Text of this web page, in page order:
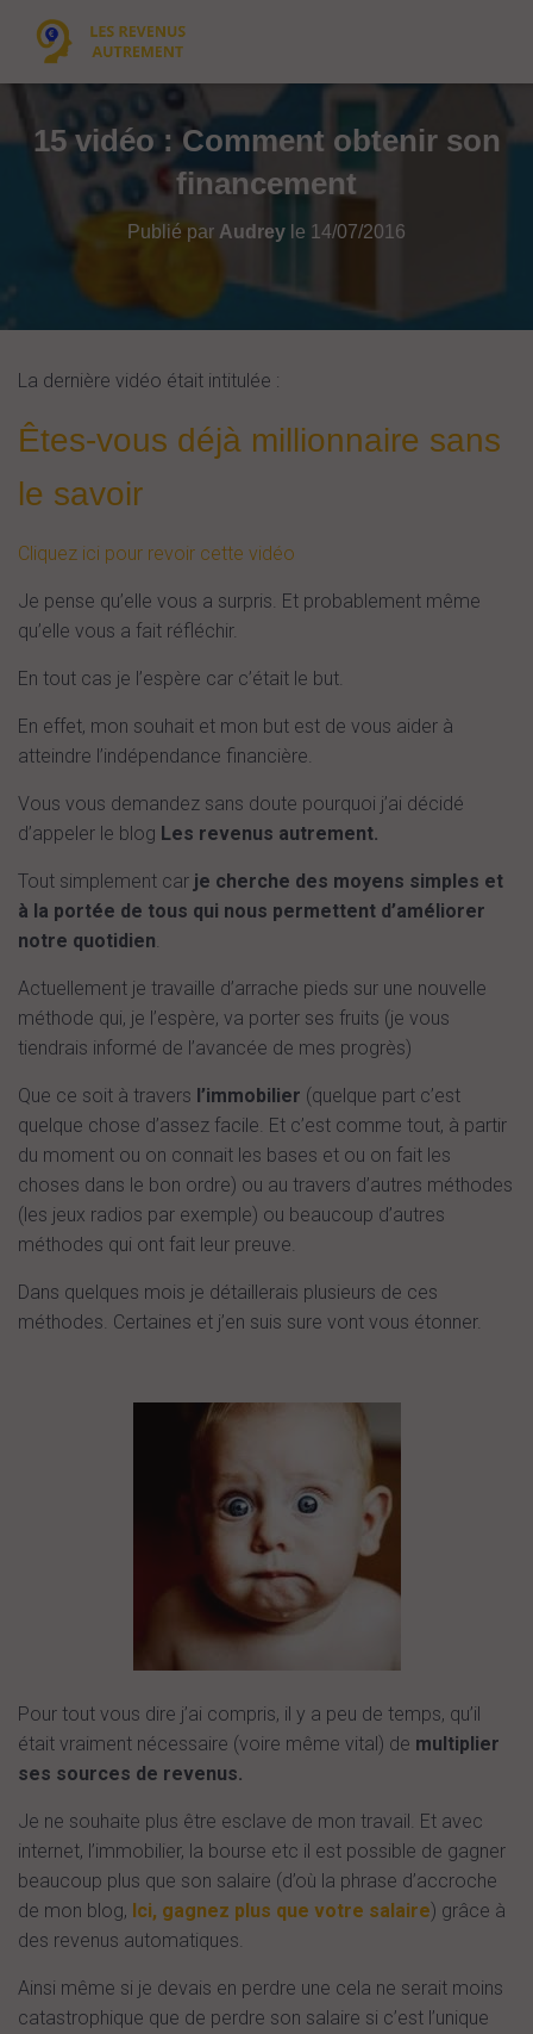
15 vidéo : Comment obtenir son
financement
Publié par Audrey le 14/07/2016
La dernière vidéo était intitulée :
Êtes-vous déjà millionnaire sans
le savoir
Cliquez ici pour revoir cette vidéo
Je pense qu’elle vous a surpris. Et probablement même
qu’elle vous a fait réfléchir.
En tout cas je l’espère car c’était le but.
En effet, mon souhait et mon but est de vous aider à
atteindre l’indépendance financière.
Vous vous demandez sans doute pourquoi j’ai décidé
d’appeler le blog Les revenus autrement.
Tout simplement car je cherche des moyens simples et
à la portée de tous qui nous permettent d’améliorer
notre quotidien.
Actuellement je travaille d’arrache pieds sur une nouvelle
méthode qui, je l’espère, va porter ses fruits (je vous
tiendrais informé de l’avancée de mes progrès)
Que ce soit à travers l’immobilier (quelque part c’est
quelque chose d’assez facile. Et c’est comme tout, à partir
du moment ou on connait les bases et ou on fait les
choses dans le bon ordre) ou au travers d’autres méthodes
(les jeux radios par exemple) ou beaucoup d’autres
méthodes qui ont fait leur preuve.
Dans quelques mois je détaillerais plusieurs de ces
méthodes. Certaines et j’en suis sure vont vous étonner.
Pour tout vous dire j’ai compris, il y a peu de temps, qu’il
était vraiment nécessaire (voire même vital) de multiplier
ses sources de revenus.
Je ne souhaite plus être esclave de mon travail. Et avec
internet, l’immobilier, la bourse etc il est possible de gagner
beaucoup plus que son salaire (d’où la phrase d’accroche
de mon blog, Ici, gagnez plus que votre salaire) grâce à
des revenus automatiques.
Ainsi même si je devais en perdre une cela ne serait moins
catastrophique que de perdre son salaire si c’est l’unique